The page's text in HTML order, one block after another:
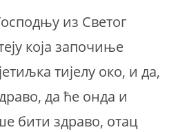
из Светог
која започиње
тијелу око, и да,
да ће онда и
бити здраво, отац